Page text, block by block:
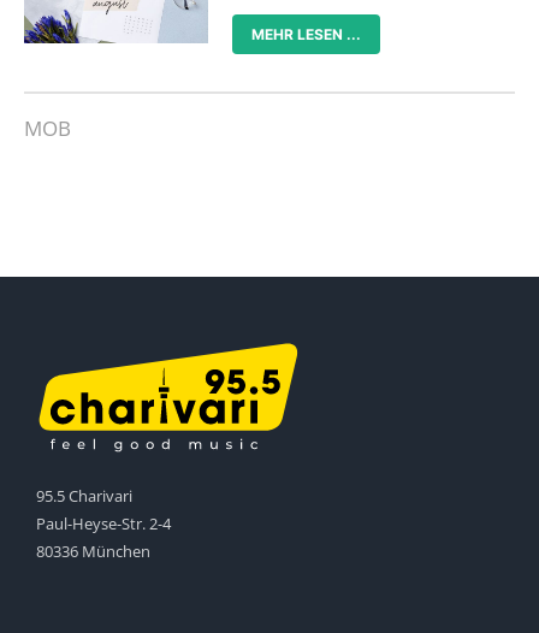
MEHR LESEN ...
MOB
95.5 Charivari
Paul-Heyse-Str. 2-4
80336 München